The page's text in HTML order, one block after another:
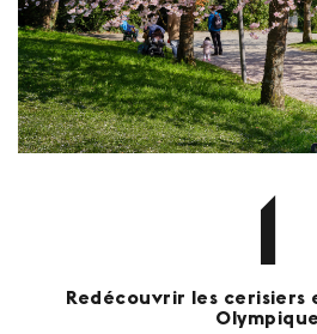
1
Redécouvrir les
Olympique